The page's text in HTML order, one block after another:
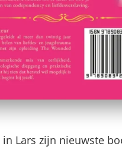
in Lars zijn nieuwste